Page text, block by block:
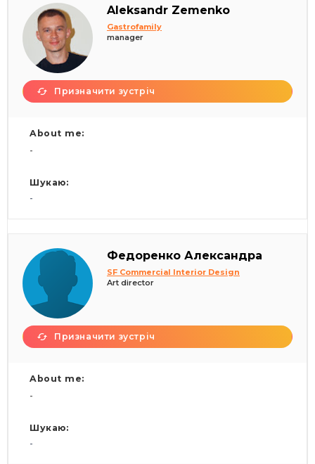
Aleksandr Zemenko
Gastrofamily
manager
Призначити зустріч
About me:
-
Шукаю:
-
Федоренко Александра
SF Commercial Interior Design
Art director
Призначити зустріч
About me:
-
Шукаю:
-